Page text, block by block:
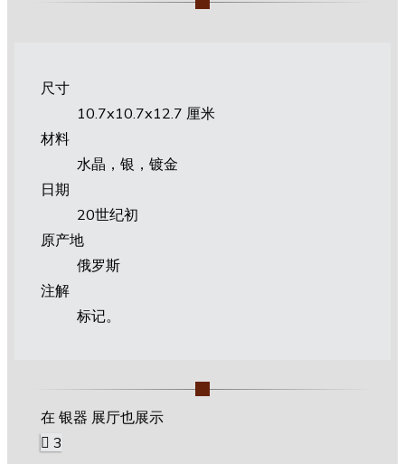
尺寸
10.7х10.7х12.7 厘米
材料
水晶，银，镀金
日期
20世纪初
原产地
俄罗斯
注解
标记。
在 银器 展厅也展示
3